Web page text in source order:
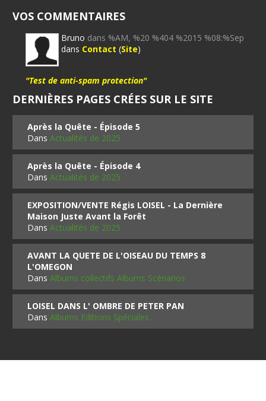
VOS COMMENTAIRES
Bruno dans %AM, %20 %404 %2015 %08:%Sep
dans Contact (Site)
"Test de anti-spam protection"
DERNIÈRES PAGES CRÉES SUR LE SITE
Après la Quête - Épisode 5
DansActualités de 2025
Après la Quête - Épisode 4
DansActualités de 2025
EXPOSITION/VENTE Régis LOISEL - La Dernière
Maison Juste Avant la Forêt
DansActualités de 2025
AVANT LA QUETE DE L'OISEAU DU TEMPS 8
L'OMEGON
DansAlbums collectifs Albums Scénarios
LOISEL DANS L' OMBRE DE PETER PAN
DansAlbums Editions Spéciales